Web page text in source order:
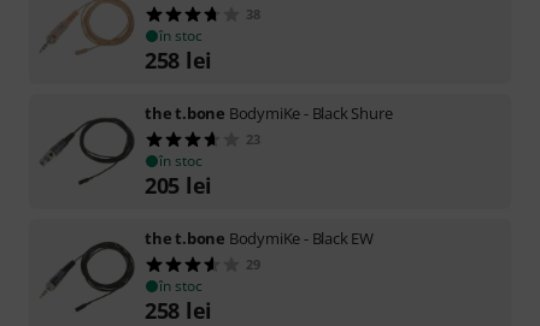
38
în stoc
258 lei
the t.bone BodymiKe - Black Shure
23
în stoc
205 lei
the t.bone BodymiKe - Black EW
29
în stoc
258 lei